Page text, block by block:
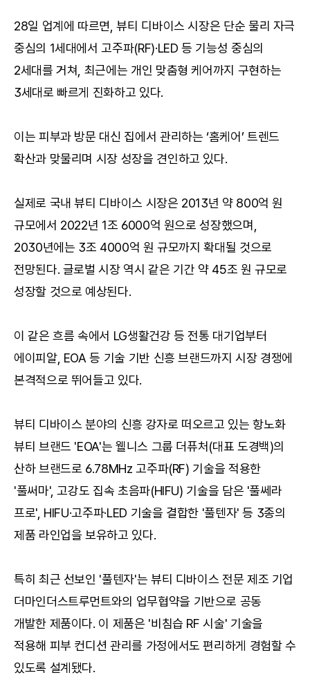
28일 업계에 따르면, 뷰티 디바이스 시장은 단순 물리 자극
중심의 1세대에서 고주파(RF)·LED 등 기능성 중심의
2세대를 거쳐, 최근에는 개인 맞춤형 케어까지 구현하는
3세대로 빠르게 진화하고 있다.
이는 피부과 방문 대신 집에서 관리하는 ‘홈케어’ 트렌드
확산과 맞물리며 시장 성장을 견인하고 있다.
실제로 국내 뷰티 디바이스 시장은 2013년 약 800억 원
규모에서 2022년 1조 6000억 원으로 성장했으며,
2030년에는 3조 4000억 원 규모까지 확대될 것으로
전망된다. 글로벌 시장 역시 같은 기간 약 45조 원 규모로
성장할 것으로 예상된다.
이 같은 흐름 속에서 LG생활건강 등 전통 대기업부터
에이피알, EOA 등 기술 기반 신흥 브랜드까지 시장 경쟁에
본격적으로 뛰어들고 있다.
뷰티 디바이스 분야의 신흥 강자로 떠오르고 있는 항노화
뷰티 브랜드 'EOA'는 웰니스 그룹 더퓨처(대표 도경백)의
산하 브랜드로 6.78MHz 고주파(RF) 기술을 적용한
'풀써마', 고강도 집속 초음파(HIFU) 기술을 담은 '풀쎄라
프로', HIFU·고주파·LED 기술을 결합한 '풀텐자' 등 3종의
제품 라인업을 보유하고 있다.
특히 최근 선보인 '풀텐자'는 뷰티 디바이스 전문 제조 기업
더마인더스트루먼트와의 업무협약을 기반으로 공동
개발한 제품이다. 이 제품은 '비침습 RF 시술' 기술을
적용해 피부 컨디션 관리를 가정에서도 편리하게 경험할 수
있도록 설계됐다.